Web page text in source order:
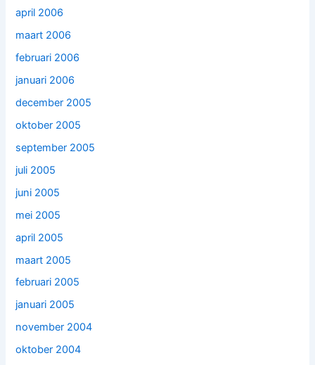
april 2006
maart 2006
februari 2006
januari 2006
december 2005
oktober 2005
september 2005
juli 2005
juni 2005
mei 2005
april 2005
maart 2005
februari 2005
januari 2005
november 2004
oktober 2004